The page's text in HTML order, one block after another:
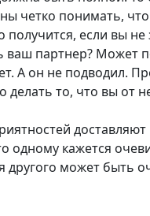
четко понимать,
получится, если вы не
ваш партнер? Может
А он не подводил.
делать то, что вы от
доставляют
одному кажется
другого может быть